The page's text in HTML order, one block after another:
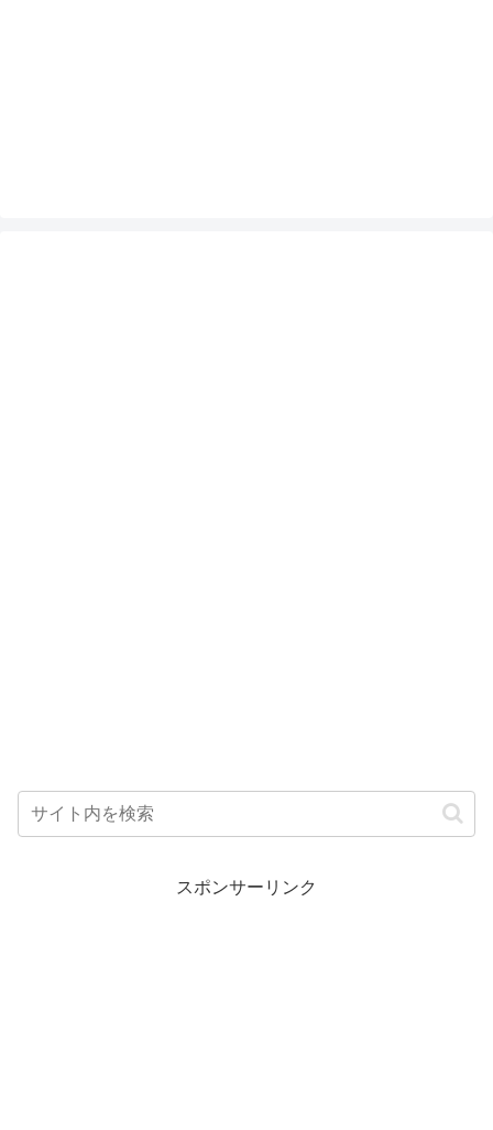
スポンサーリンク